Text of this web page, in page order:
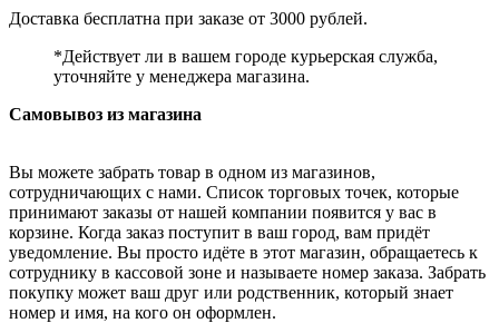
Доставка бесплатна при заказе от 3000 рублей.
*Действует ли в вашем городе курьерская служба,
уточняйте у менеджера магазина.
Самовывоз из магазина
Вы можете забрать товар в одном из магазинов,
сотрудничающих с нами. Список торговых точек, которые
принимают заказы от нашей компании появится у вас в
корзине. Когда заказ поступит в ваш город, вам придёт
уведомление. Вы просто идёте в этот магазин, обращаетесь к
сотруднику в кассовой зоне и называете номер заказа. Забрать
покупку может ваш друг или родственник, который знает
номер и имя, на кого он оформлен.